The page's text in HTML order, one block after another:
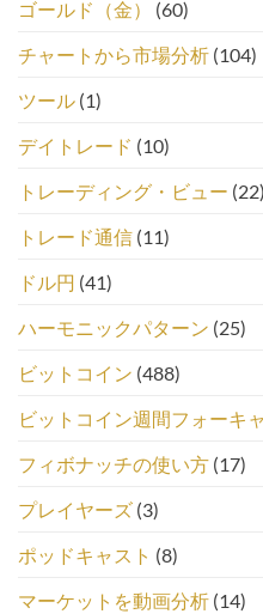
ゴールド（金）
(60)
チャートから市場分析 (104)
ツール (1)
デイトレード (10)
トレーディング・ビュー (22)
トレード通信 (11)
ドル円 (41)
ハーモニックパターン (25)
ビットコイン (488)
ビットコイン週間フォーキ
フィボナッチの使い方 (17)
プレイヤーズ (3)
ポッドキャスト (8)
マーケットを動画分析 (14)